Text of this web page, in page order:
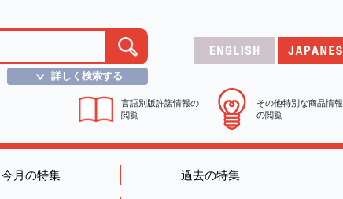
＞
詳しく検索する
言語別版許諾情報の
閲覧
その他特別な商品情報
の閲覧
今月の特集 過去の特集